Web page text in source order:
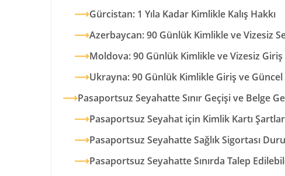
Gürcistan: 1 Yıla Kadar Kimlikle Kalış Hakkı
Azerbaycan: 90 Günlük Kimlikle ve Vizesiz
Moldova: 90 Günlük Kimlikle ve Vizesiz Giriş
Ukrayna: 90 Günlük Kimlikle Giriş ve
Pasaportsuz Seyahatte Sınır Geçişi ve Belge
Pasaportsuz Seyahat için Kimlik Kartı
Pasaportsuz Seyahatte Sağlık Sigortası
Pasaportsuz Seyahatte Sınırda Talep